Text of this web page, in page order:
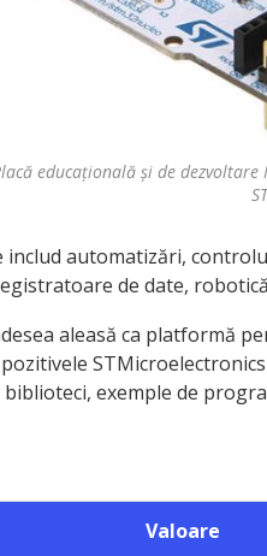
educațională și de dezvoltare
includ automatizări,
de date,
aleasă ca platformă
exemple de
Valoare